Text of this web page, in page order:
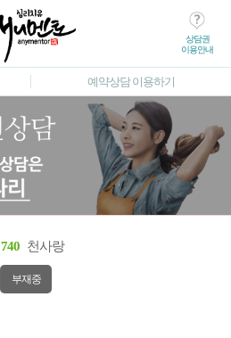
상담권
이용안내
예약상담 이용하기
740 천사랑
부재중